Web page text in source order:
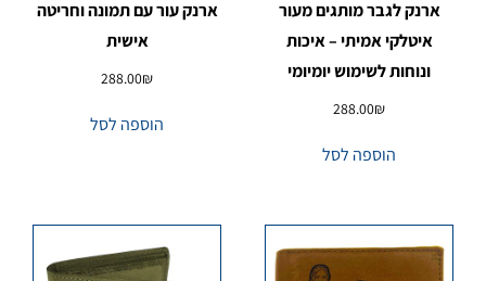
ארנק לגבר מותגים מעור
איטלקי אמיתי – איכות
ונוחות לשימוש יומיומי
288.00₪
הוספה לסל
ארנק עור עם תמונה וחריטה
אישית
288.00₪
הוספה לסל